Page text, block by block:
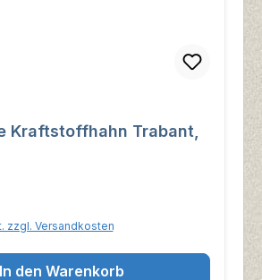
Kraftstoffhahn Trabant,
zzgl. Versandkosten
In den Warenkorb